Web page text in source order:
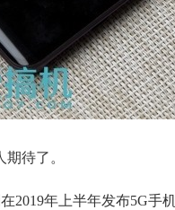
待了。
2019年上半年发布5G手